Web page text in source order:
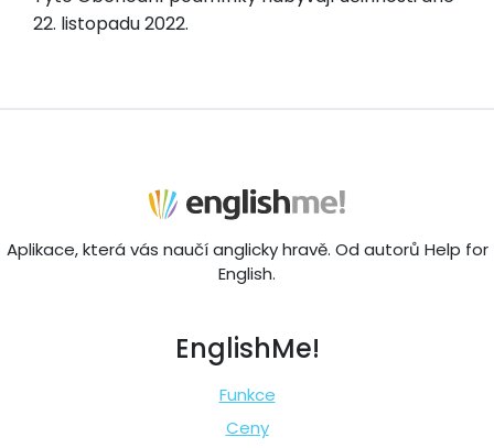
22. listopadu 2022.
Aplikace, která vás naučí anglicky hravě. Od autorů Help for
English.
EnglishMe!
Funkce
Ceny